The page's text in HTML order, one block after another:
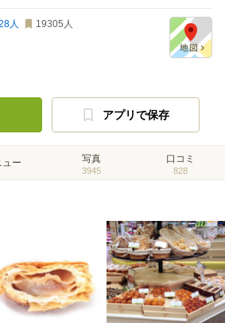
人 19305 人
アプリで保存
ュー 写真
3945
口コミ
828